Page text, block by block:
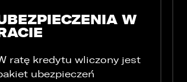
W
ratę kredytu wliczony jest
ubezpieczeń